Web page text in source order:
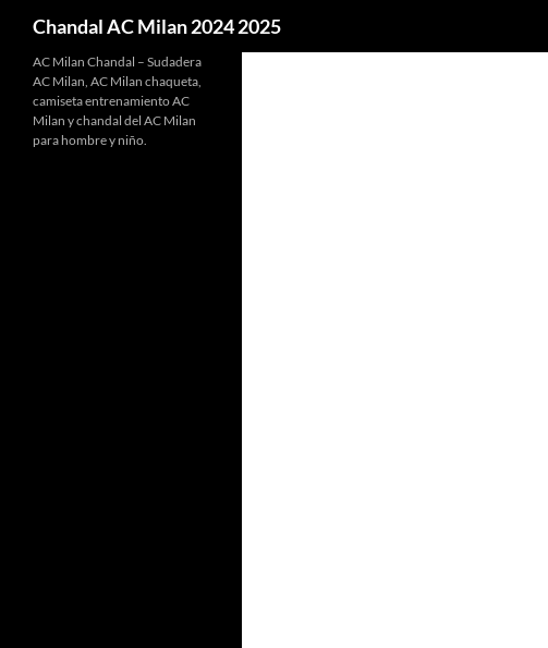
Chandal AC Milan 2024 2025
AC Milan Chandal – Sudadera
AC Milan, AC Milan chaqueta,
camiseta entrenamiento AC
Milan y chandal del AC Milan
para hombre y niño.